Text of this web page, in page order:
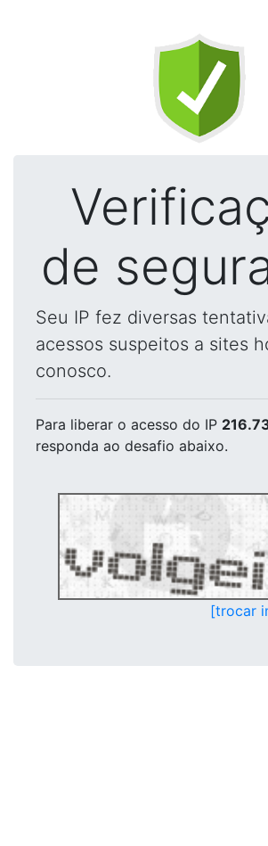
de
Seu IP fez diversas
acessos suspeitos a sites
conosco.
Para liberar o acesso do IP
responda ao desafio abaixo.
[trocar